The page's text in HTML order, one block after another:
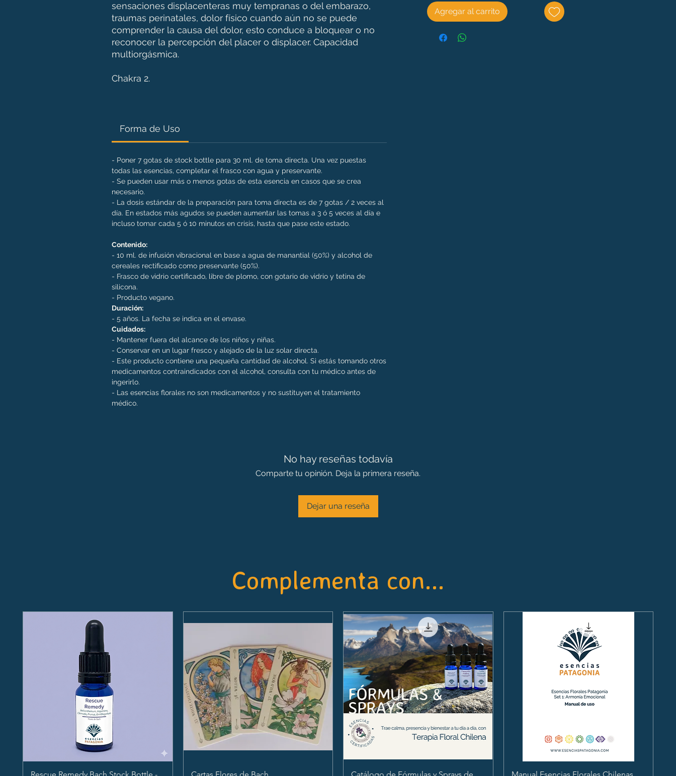
sensaciones displacenteras muy tempranas o del embarazo,
traumas perinatales, dolor físico cuando aún no se puede
comprender la causa del dolor, esto conduce a bloquear o no
reconocer la percepción del placer o displacer. Capacidad
multiorgásmica.
Chakra 2.
Forma de Uso
- Poner 7 gotas de stock bottle para 30 ml. de toma directa. Una vez puestas
todas las esencias, completar el frasco con agua y preservante.
- Se pueden usar más o menos gotas de esta esencia en casos que se crea
necesario.
- La dosis estándar de la preparación para toma directa es de 7 gotas / 2 veces al
día. En estados más agudos se pueden aumentar las tomas a 3 ó 5 veces al día e
incluso tomar cada 5 ó 10 minutos en crisis, hasta que pase este estado.
Contenido:
- 10 ml. de infusión vibracional en base a agua de manantial (50%) y alcohol de
cereales rectificado como preservante (50%).
- Frasco de vidrio certificado, libre de plomo, con gotario de vidrio y tetina de
silicona.
- Producto vegano.
Duración:
- 5 años. La fecha se indica en el envase.
Cuidados:
- Mantener fuera del alcance de los niños y niñas.
- Conservar en un lugar fresco y alejado de la luz solar directa.
- Este producto contiene una pequeña cantidad de alcohol. Si estás tomando otros
medicamentos contraindicados con el alcohol, consulta con tu médico antes de
ingerirlo.
- Las esencias florales no son medicamentos y no sustituyen el tratamiento
médico.
Agregar al carrito
No hay reseñas todavía
Comparte tu opinión. Deja la primera reseña.
Dejar una reseña
Complementa con...